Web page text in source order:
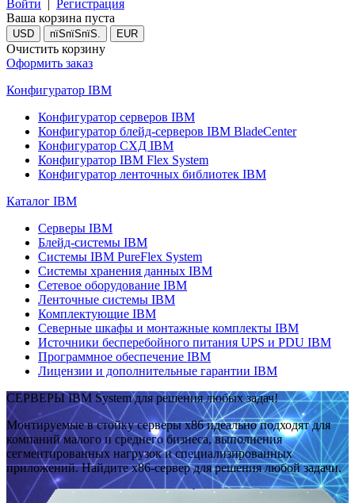
Войти | Регистрация
Ваша корзина пуста
USD пїЅпїЅпїЅ. EUR
Очистить корзину
Оформить заказ
Конфигуратор IBM
Конфигуратор серверов IBM
Конфигуратор блейд-серверов IBM BladeCenter
Конфигуратор СХД IBM
Конфигуратор IBM Flex System
Конфигуратор ленточных библиотек IBM
Каталог IBM
Серверы IBM
Блейд-системы IBM
Системы IBM PureFlex System
Системы хранения данных IBM
Сетевое оборудование IBM
Ленточные системы IBM
Комплектующие IBM
Северные шкафы и монтажные комплекты IBM
Источники бесперебойного питания UPS и PDU IBM
Программное обеспечение IBM
Лицензии и дополнительные гарантии IBM
СЕРВЕРЫ IBM System для решения любых задач!
Монтируемые в стойку серверы x86 идеально подходят для
компаний малого и среднего бизнеса, выполнения
сегментированных нагрузок и специализированных
приложений. Найдите x86-сервер для решения любой задачи.